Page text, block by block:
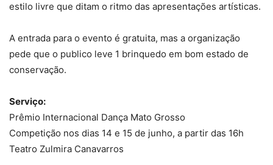
estilo livre que ditam o ritmo das apresentações artísticas.
A entrada para o evento é gratuita, mas a organização
pede que o publico leve 1 brinquedo em bom estado de
conservação.
Serviço:
Prêmio Internacional Dança Mato Grosso
Competição nos dias 14 e 15 de junho, a partir das 16h
Teatro Zulmira Canavarros